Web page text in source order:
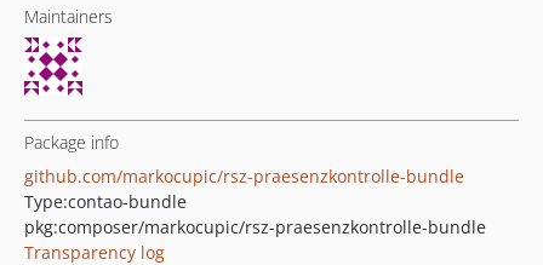
Maintainers
Package info
github.com/markocupic/rsz-praesenzkontrolle-bundle
Type:contao-bundle
pkg:composer/markocupic/rsz-praesenzkontrolle-bundle
Transparency log